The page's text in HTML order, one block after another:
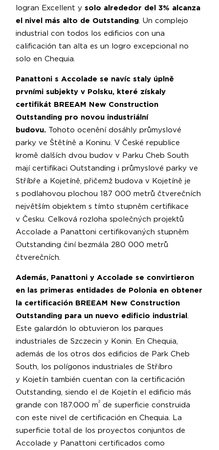
logran Excellent y solo alrededor del 3% alcanza
el nivel más alto de Outstanding. Un complejo
industrial con todos los edificios con una
calificación tan alta es un logro excepcional no
solo en Chequia.
Panattoni s Accolade se navíc staly úplně
prvními subjekty v Polsku, které získaly
certifikát BREEAM New Construction
Outstanding pro novou industriální
budovu. Tohoto ocenění dosáhly průmyslové
parky ve Štětíně a Koninu. V České republice
kromě dalších dvou budov v Parku Cheb South
mají certifikaci Outstanding i průmyslové parky ve
Stříbře a Kojetíně, přičemž budova v Kojetíně je
s podlahovou plochou 187 000 metrů čtverečních
největším objektem s tímto stupněm certifikace
v Česku. Celková rozloha společných projektů
Accolade a Panattoni certifikovaných stupněm
Outstanding činí bezmála 280 000 metrů
čtverečních.
Además, Panattoni y Accolade se convirtieron
en las primeras entidades de Polonia en obtener
la certificación BREEAM New Construction
Outstanding para un nuevo edificio industrial .
Este galardón lo obtuvieron los parques
industriales de Szczecin y Konin. En Chequia,
además de los otros dos edificios de Park Cheb
South, los polígonos industriales de Stříbro
y Kojetín también cuentan con la certificación
Outstanding, siendo el de Kojetín el edificio más
grande con 187.000 m2
de superficie construida
con este nivel de certificación en Chequia. La
superficie total de los proyectos conjuntos de
Accolade y Panattoni certificados como